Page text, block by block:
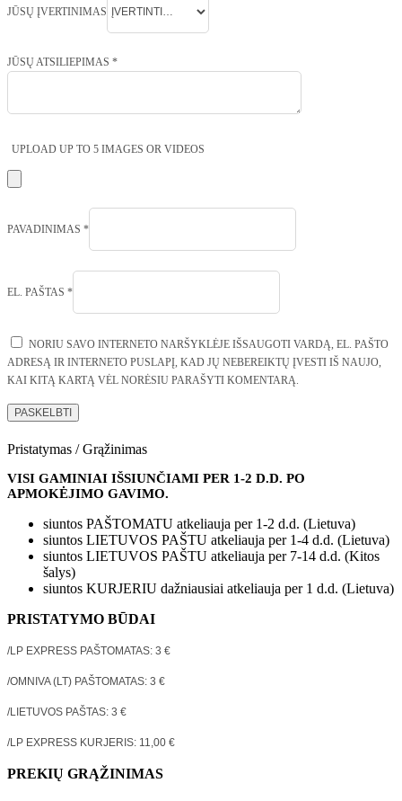
JŪSŲ ĮVERTINIMAS
JŪSŲ ATSILIEPIMAS *
UPLOAD UP TO 5 IMAGES OR VIDEOS
PAVADINIMAS *
EL. PAŠTAS *
NORIU SAVO INTERNETO NARŠYKLĖJE IŠSAUGOTI VARDĄ, EL. PAŠTO
ADRESĄ IR INTERNETO PUSLAPĮ, KAD JŲ NEBEREIKTŲ ĮVESTI IŠ NAUJO,
KAI KITĄ KARTĄ VĖL NORĖSIU PARAŠYTI KOMENTARĄ.
Pristatymas / Grąžinimas
VISI GAMINIAI IŠSIUNČIAMI PER 1-2 D.D. PO
APMOKĖJIMO GAVIMO.
siuntos PAŠTOMATU atkeliauja per 1-2 d.d. (Lietuva)
siuntos LIETUVOS PAŠTU atkeliauja per 1-4 d.d. (Lietuva)
siuntos LIETUVOS PAŠTU atkeliauja per 7-14 d.d. (Kitos
šalys)
siuntos KURJERIU dažniausiai atkeliauja per 1 d.d. (Lietuva)
PRISTATYMO BŪDAI
/LP EXPRESS PAŠTOMATAS: 3 €
/OMNIVA (LT) PAŠTOMATAS: 3 €
/LIETUVOS PAŠTAS: 3 €
/LP EXPRESS KURJERIS: 11,00 €
PREKIŲ GRĄŽINIMAS